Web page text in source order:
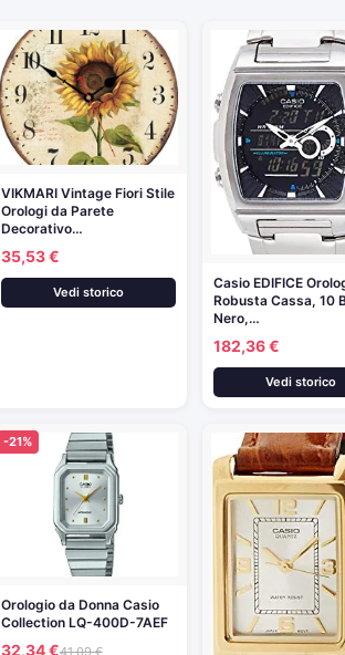
VIKMARI Vintage Fiori Stile
Orologi da Parete
Decorativo…
35,53 €
Vedi storico
Casio EDIFICE
Robusta Cassa, 10
Nero,…
182,36 €
Vedi storico
-21%
Orologio da Donna Casio
Collection LQ-400D-7AEF
32,34 €41,09 €